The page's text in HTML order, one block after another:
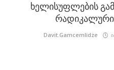
ხელისუფლების
Davit.Gamcemlidze